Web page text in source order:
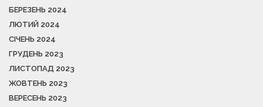
БЕРЕЗЕНЬ 2024
ЛЮТИЙ 2024
СІЧЕНЬ 2024
ГРУДЕНЬ 2023
ЛИСТОПАД 2023
ЖОВТЕНЬ 2023
ВЕРЕСЕНЬ 2023